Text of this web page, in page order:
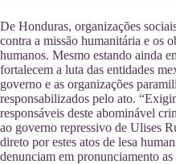
De Honduras, organizações
contra a missão humanitária e os
humanos. Mesmo estando ainda
fortalecem a luta das entidades
governo e as organizações
responsabilizados pelo ato.
responsáveis deste abominável
ao governo repressivo de Ulises
direto por estes atos de lesa
denunciam em pronunciamento as